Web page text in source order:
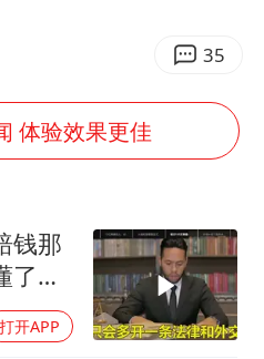
员求职万岁山NPC成功
技：股票交易异常波动
获《歌手2026》歌王
东航：国内客票提前14天免费退改
名创优品回应女子吐槽内裤质量差
日本试射“战斧”导弹，国防部回应
35
体验效果更佳
钱那
了：
打开APP